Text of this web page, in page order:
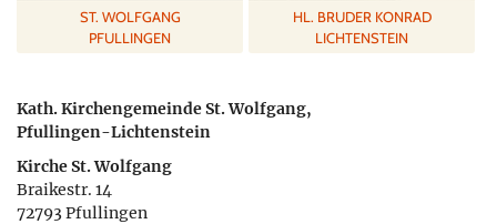
ST. WOLFGANG
PFULLINGEN
HL. BRUDER KONRAD
LICHTENSTEIN
Kath. Kirchengemeinde St. Wolfgang,
Pfullingen-Lichtenstein
Kirche St. Wolfgang
Braikestr. 14
72793 Pfullingen